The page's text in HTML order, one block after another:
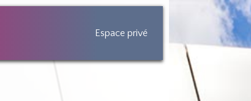
Espace privé